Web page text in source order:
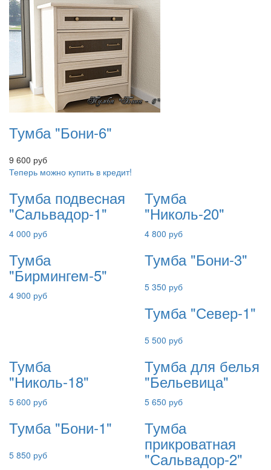
Тумба "Бони-6"
9 600 руб
Теперь можно купить в кредит!
Тумба подвесная
"Сальвадор-1"
4 000 руб
Тумба
"Николь-20"
4 800 руб
Тумба
"Бирмингем-5"
4 900 руб
Тумба "Бони-3"
5 350 руб
Тумба "Север-1"
5 500 руб
Тумба
"Николь-18"
5 600 руб
Тумба для белья
"Бельевица"
5 650 руб
Тумба "Бони-1"
5 850 руб
Тумба
прикроватная
"Сальвадор-2"